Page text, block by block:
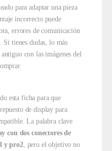
para adaptar una pieza
incorrecto puede
errores de comunicación
Si tienes dudas, lo más
con las imágenes del
esta ficha para que
de display para
La palabra clave
con dos conectores de
y pro2, pero el objetivo no